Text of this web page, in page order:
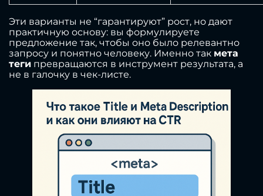
Эти варианты не “гарантируют” рост, но дают
практичную основу: вы формулируете
предложение так, чтобы оно было релевантно
запросу и понятно человеку. Именно так мета
теги превращаются в инструмент результата, а
не в галочку в чек-листе.